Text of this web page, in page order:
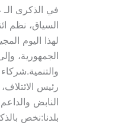
لهذا اليوم
الجمهورية،
رئيس
النابض
بلدنا:نخص